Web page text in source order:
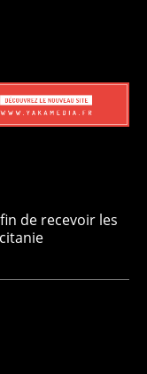
de recevoir les